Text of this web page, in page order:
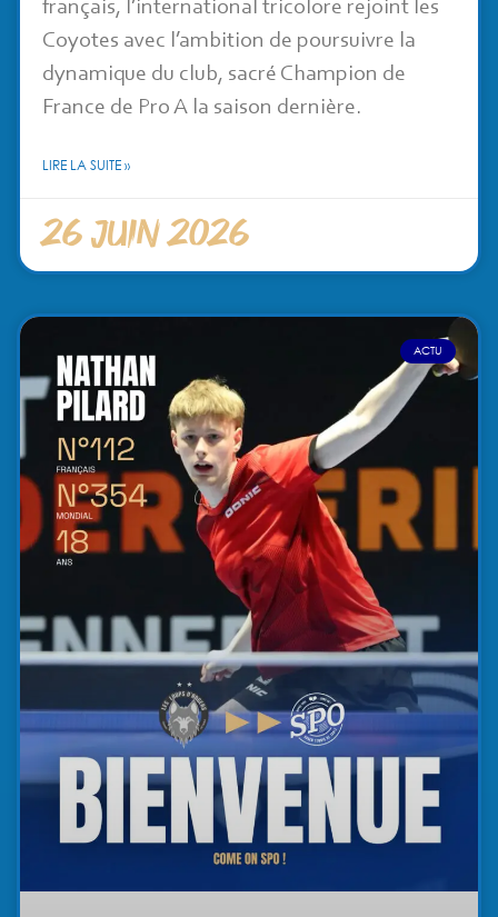
français, l’international tricolore rejoint les
Coyotes avec l’ambition de poursuivre la
dynamique du club, sacré Champion de
France de Pro A la saison dernière.
LIRE LA SUITE »
26 juin 2026
ACTU